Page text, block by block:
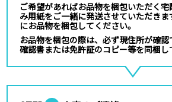
ご希望があればお品物を梱包いただく
み用紙をご一緒に発送させていただき
にお品物を梱包してください。
お品物を梱包の際は、必ず現住所が確
確認書または免許証のコピー等を同梱し